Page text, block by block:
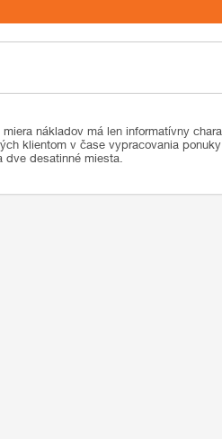
nákladov má len informatívny
klientom v čase vypracovania
dve desatinné miesta.